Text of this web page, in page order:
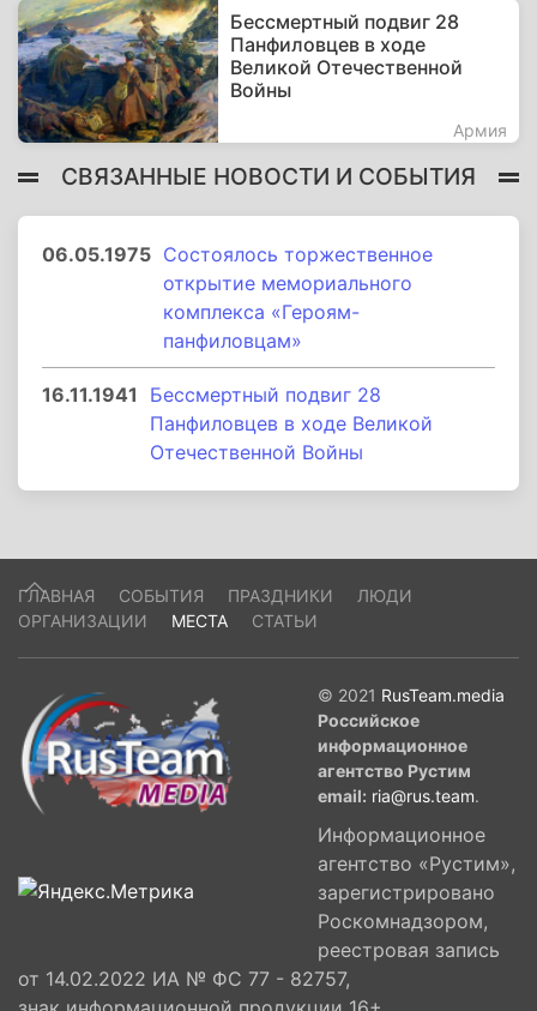
Бессмертный подвиг 28
Панфиловцев в ходе
Великой Отечественной
Войны
Армия
СВЯЗАННЫЕ НОВОСТИ И СОБЫТИЯ
06.05.1975 Состоялось торжественное
открытие мемориального
комплекса «Героям-
панфиловцам»
16.11.1941
Бессмертный подвиг 28
Панфиловцев в ходе Великой
Отечественной Войны
ГЛАВНАЯ СОБЫТИЯ ПРАЗДНИКИ
ЛЮДИ
ОРГАНИЗАЦИИ
МЕСТА СТАТЬИ
© 2021 RusTeam.media
Российское
информационное
агентство Рустим
email: ria@rus.team.
Информационное
агентство «Рустим»,
зарегистрировано
Роскомнадзором,
реестровая запись
от 14.02.2022 ИА № ФС 77 - 82757,